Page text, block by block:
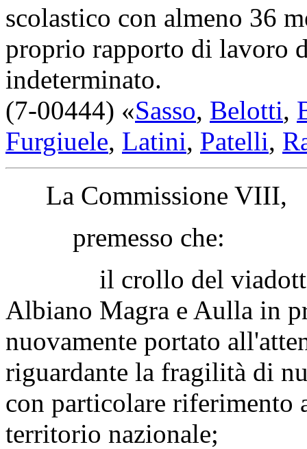
scolastico con almeno 36
proprio rapporto di lavoro
indeterminato.
(7-00444) «Sasso, Belotti,
Furgiuele, Latini, Patelli,
La Commissione VIII,
premesso che:
il crollo del viadotto
Albiano Magra e Aulla in
nuovamente portato
riguardante la fragilità di
con particolare riferimento
territorio nazionale;